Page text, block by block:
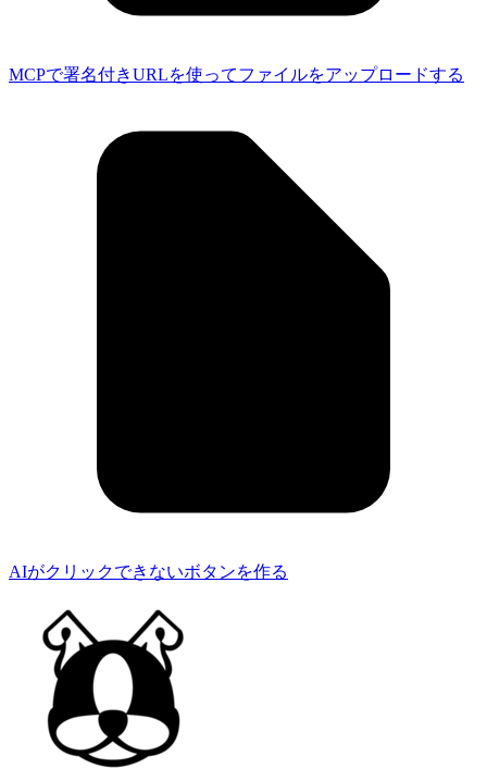
MCPで署名付きURLを使ってファイルをアップロードする
AIがクリックできないボタンを作る